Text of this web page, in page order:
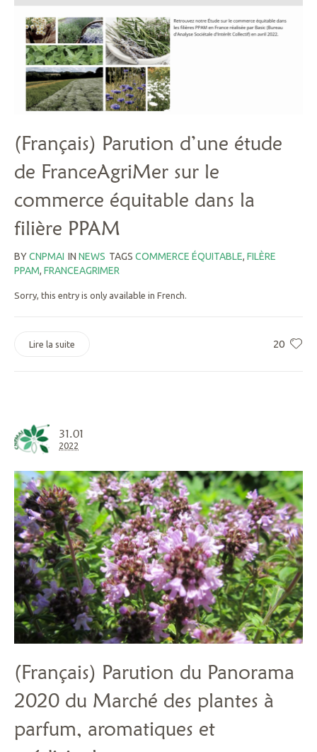
(Français) Parution d’une étude
de FranceAgriMer sur le
commerce équitable dans la
filière PPAM
BYCNPMAI IN NEWS TAGS COMMERCE ÉQUITABLE, FILÈRE
PPAM, FRANCEAGRIMER
Sorry, this entry is only available in French.
20
Lire la suite
31.01
2022
(Français) Parution du Panorama
2020 du Marché des plantes à
parfum, aromatiques et